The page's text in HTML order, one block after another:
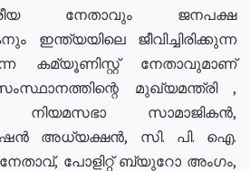
നേതാവും ജനപക്ഷ
ഇന്ത്യയിലെ ജീവിച്ചിരിക്കുന്ന
കമ്യൂണിസ്റ്റ് നേതാവുമാണ്
മുഖ്യമന്ത്രി ,
നിയമസഭാ സാമാജികൻ,
അധ്യക്ഷൻ, സി. പി. ഐ.
പോളിറ്റ് ബ്യുറോ അംഗം,